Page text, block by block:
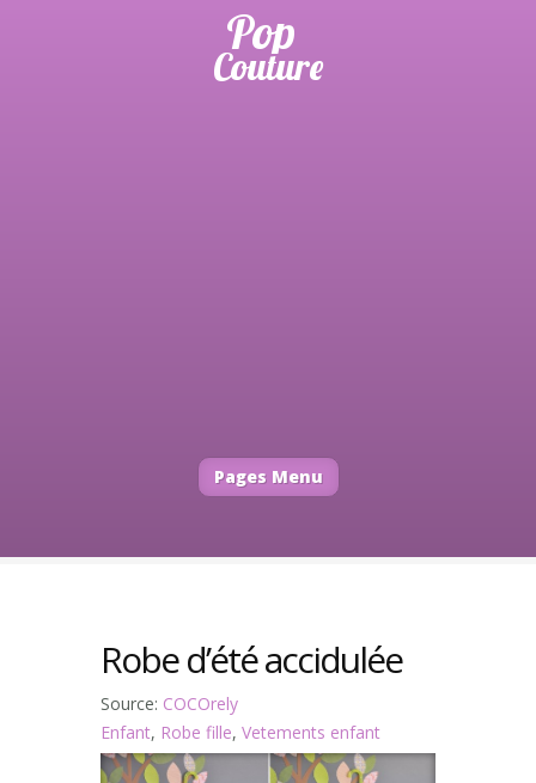
Pages Menu
Robe d’été accidulée
Source: COCOrely
Enfant, Robe fille, Vetements enfant